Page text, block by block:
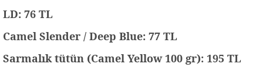
LD: 76 TL
Camel Slender / Deep Blue: 77 TL
Sarmalık tütün (Camel Yellow 100 gr): 195 TL